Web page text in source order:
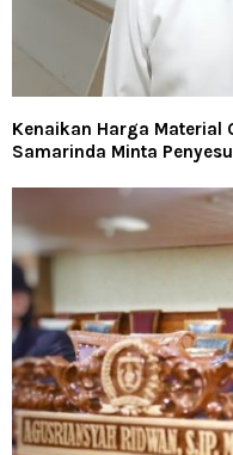
Kenaikan Harga Material
Samarinda Minta